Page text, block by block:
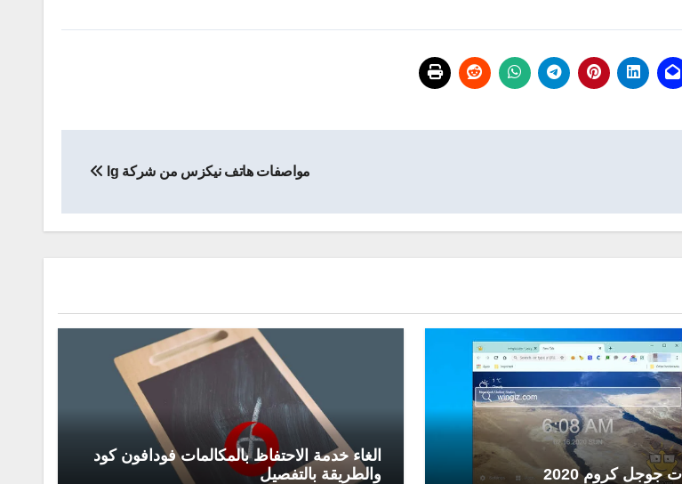
مواصفات هاتف نيكزس من شركة lg
جوجل كروم 2020
الغاء خدمة الاحتفاظ بالمكالمات فودافون كود
والطريقة بالتفصيل